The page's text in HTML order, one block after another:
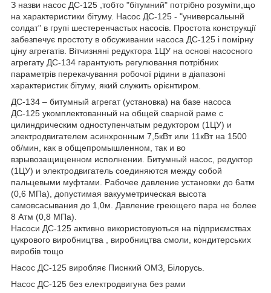
З назви насос ДС-125 ,тобто "бітумний" потрібно розуміти,що
на характеристики бітуму. Насос ДС-125 - "универсальынй
солдат" в групі шестеренчастых насосів. Простота конструкції
забезпечує простоту в обсуживании насоса ДС-125 і помірну
ціну агрегатів. Вітчизняні редуктора 1ЦУ на основі насосного
агрегату ДС-134 гарантують регулювання потрібних
параметрів перекачування робочої рідини в діапазоні
характеристик бітуму, який служить орієнтиром.
ДС-134 – битумный агрегат (установка) на базе насоса
ДС-125 укомплектованный на общей сварной раме с
цилиндрическим одноступенчатым редуктором (1ЦУ) и
электродвигателем асинхронным 7,5кВт или 11кВт на 1500
об/мин, как в общепромышленном, так и во
взрывозащищенном исполнении. Битумный насос, редуктор
(1ЦУ) и электродвигатель соединяются между собой
пальцевыми муфтами. Рабочее давление установки до 6атм
(0,6 МПа), допустимая вакууметрическая высота
самовсасывания до 1,0м. Давление греющего пара не более
8 Атм (0,8 МПа).
Насоси ДС-125 активно використовуються на підприємствах
цукрового виробництва , виробництва смоли, кондитерських
виробів тощо
Насос ДС-125 виробляє Писнкий ОМЗ, Білорусь.
Насос ДС-125 без електродвигуна без рами